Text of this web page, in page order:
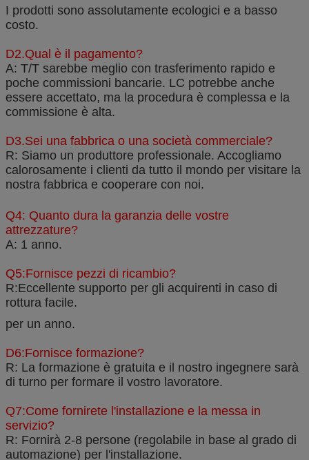
I prodotti sono assolutamente ecologici e a basso
costo.
D2.Qual è il pagamento?
A: T/T sarebbe meglio con trasferimento rapido e
poche commissioni bancarie. LC potrebbe anche
essere accettato, ma la procedura è complessa e la
commissione è alta.
D3.Sei una fabbrica o una società commerciale?
R: Siamo un produttore professionale. Accogliamo
calorosamente i clienti da tutto il mondo per visitare la
nostra fabbrica e cooperare con noi.
Q4: Quanto dura la garanzia delle vostre
attrezzature?
A: 1 anno.
Q5:Fornisce pezzi di ricambio?
R:Eccellente supporto per gli acquirenti in caso di
rottura facile.
per un anno.
D6:Fornisce formazione?
R: La formazione è gratuita e il nostro ingegnere sarà
di turno per formare il vostro lavoratore.
Q7:Come fornirete l'installazione e la messa in
servizio?
R: Fornirà 2-8 persone (regolabile in base al grado di
automazione) per l'installazione.